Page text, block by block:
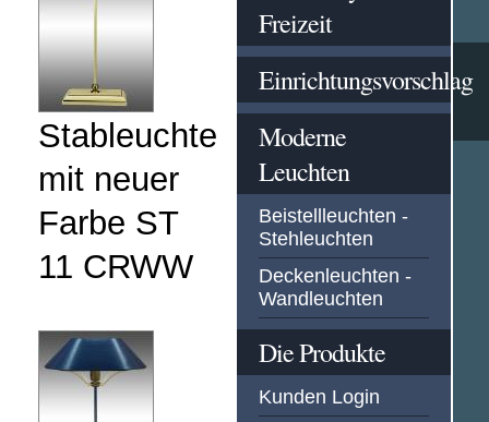
Stableuchte
mit neuer
Farbe ST
11 CRWW
Freizeit
Einrichtungsvorschlag
Moderne
Leuchten
Beistellleuchten -
Stehleuchten
Deckenleuchten -
Wandleuchten
Die Produkte
Kunden Login